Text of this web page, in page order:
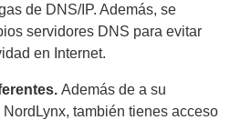
de DNS/IP. Además, se
servidores DNS para evitar
en Internet.
Además de a su
también tienes acceso